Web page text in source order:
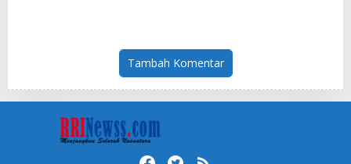
Tambah Komentar